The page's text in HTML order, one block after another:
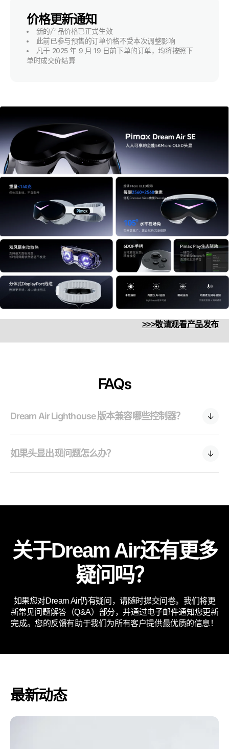
价格更新通知
新的产品价格已正式生效
此前已参与预售的订单价格不受本次调整影响
凡于 2025 年 9 月 19 日前下单的订单，均将按照下
单时成交价结算
>>>敬请观看产品发布
FAQs
Dream Air Lighthouse 版本兼容哪些控制器？
如果头显出现问题怎么办？
关于Dream Air还有更多
疑问吗？
如果您对Dream Air仍有疑问，请随时提交问卷。我们将更
新常见问题解答（Q&A）部分，并通过电子邮件通知您更新
完成。您的反馈有助于我们为所有客户提供最优质的信息！
最新动态